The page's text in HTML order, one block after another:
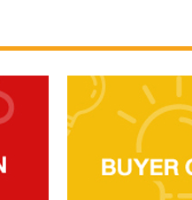
ำให้เสียงเพลงมีคุณภาพสูงขึ้น
วย แถมตัวหูฟังใช้ง่าย พกพาได้
ก ใส่สบายพร้อมใช้งานได้ตลอด
รายละเอียดสินค้า – คุณภาพ
ระดับพรีเมี่ยม Hi-Res – DSEE
ชดเชยรายละเอียดเสียงที่
ย เมื่อไฟล์เพลงถูกบีบอัด –